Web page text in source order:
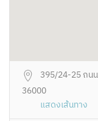
395/24-25 ถน
36000
แสดงเส้นทาง